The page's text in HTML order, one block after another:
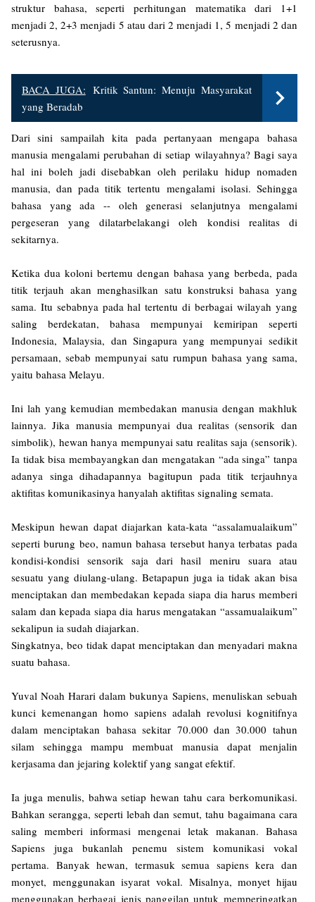
struktur bahasa, seperti perhitungan matematika dari 1+1
menjadi 2, 2+3 menjadi 5 atau dari 2 menjadi 1, 5 menjadi 2 dan
seterusnya.
BACA JUGA: Kritik Santun: Menuju Masyarakat
yang Beradab
Dari sini sampailah kita pada pertanyaan mengapa bahasa
manusia mengalami perubahan di setiap wilayahnya? Bagi saya
hal ini boleh jadi disebabkan oleh perilaku hidup nomaden
manusia, dan pada titik tertentu mengalami isolasi. Sehingga
bahasa yang ada -- oleh generasi selanjutnya mengalami
pergeseran yang dilatarbelakangi oleh kondisi realitas di
sekitarnya.
Ketika dua koloni bertemu dengan bahasa yang berbeda, pada
titik terjauh akan menghasilkan satu konstruksi bahasa yang
sama. Itu sebabnya pada hal tertentu di berbagai wilayah yang
saling berdekatan, bahasa mempunyai kemiripan seperti
Indonesia, Malaysia, dan Singapura yang mempunyai sedikit
persamaan, sebab mempunyai satu rumpun bahasa yang sama,
yaitu bahasa Melayu.
Ini lah yang kemudian membedakan manusia dengan makhluk
lainnya. Jika manusia mempunyai dua realitas (sensorik dan
simbolik), hewan hanya mempunyai satu realitas saja (sensorik).
Ia tidak bisa membayangkan dan mengatakan “ada singa” tanpa
adanya singa dihadapannya bagitupun pada titik terjauhnya
aktifitas komunikasinya hanyalah aktifitas signaling semata.
Meskipun hewan dapat diajarkan kata-kata “assalamualaikum”
seperti burung beo, namun bahasa tersebut hanya terbatas pada
kondisi-kondisi sensorik saja dari hasil meniru suara atau
sesuatu yang diulang-ulang. Betapapun juga ia tidak akan bisa
menciptakan dan membedakan kepada siapa dia harus memberi
salam dan kepada siapa dia harus mengatakan “assamualaikum”
sekalipun ia sudah diajarkan.
Singkatnya, beo tidak dapat menciptakan dan menyadari makna
suatu bahasa.
Yuval Noah Harari dalam bukunya Sapiens, menuliskan sebuah
kunci kemenangan homo sapiens adalah revolusi kognitifnya
dalam menciptakan bahasa sekitar 70.000 dan 30.000 tahun
silam sehingga mampu membuat manusia dapat menjalin
kerjasama dan jejaring kolektif yang sangat efektif.
Ia juga menulis, bahwa setiap hewan tahu cara berkomunikasi.
Bahkan serangga, seperti lebah dan semut, tahu bagaimana cara
saling memberi informasi mengenai letak makanan. Bahasa
Sapiens juga bukanlah penemu sistem komunikasi vokal
pertama. Banyak hewan, termasuk semua sapiens kera dan
monyet, menggunakan isyarat vokal. Misalnya, monyet hijau
menggunakan berbagai jenis panggilan untuk memperingatkan